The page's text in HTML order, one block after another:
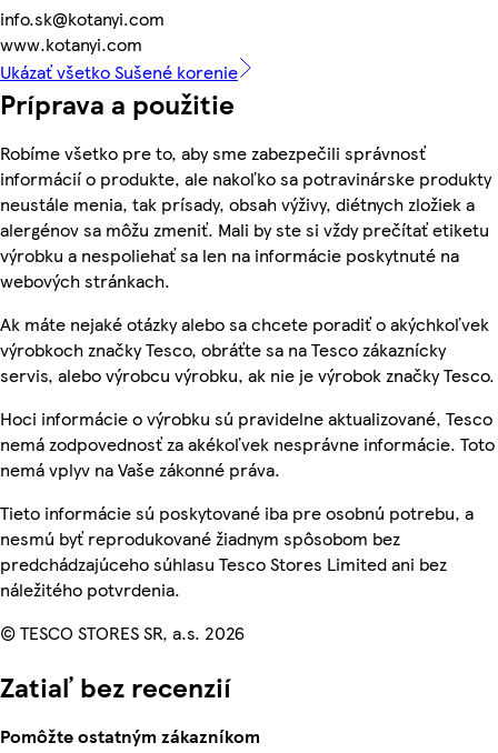
info.sk@kotanyi.com
www.kotanyi.com
Ukázať všetko Sušené korenie
Príprava a použitie
Robíme všetko pre to, aby sme zabezpečili správnosť
informácií o produkte, ale nakoľko sa potravinárske produkty
neustále menia, tak prísady, obsah výživy, diétnych zložiek a
alergénov sa môžu zmeniť. Mali by ste si vždy prečítať etiketu
výrobku a nespoliehať sa len na informácie poskytnuté na
webových stránkach.
Ak máte nejaké otázky alebo sa chcete poradiť o akýchkoľvek
výrobkoch značky Tesco, obráťte sa na Tesco zákaznícky
servis, alebo výrobcu výrobku, ak nie je výrobok značky Tesco.
Hoci informácie o výrobku sú pravidelne aktualizované, Tesco
nemá zodpovednosť za akékoľvek nesprávne informácie. Toto
nemá vplyv na Vaše zákonné práva.
Tieto informácie sú poskytované iba pre osobnú potrebu, a
nesmú byť reprodukované žiadnym spôsobom bez
predchádzajúceho súhlasu Tesco Stores Limited ani bez
náležitého potvrdenia.
© TESCO STORES SR, a.s. 2026
Zatiaľ bez recenzií
Pomôžte ostatným zákazníkom